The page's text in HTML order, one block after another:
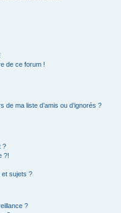
de ce forum !
ma liste d’amis ou d’ignorés ?
?
?!
et sujets ?
?